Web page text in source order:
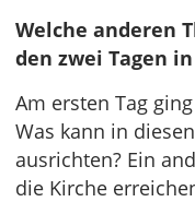
Welche anderen
den zwei Tagen
Am ersten Tag
Was kann in
ausrichten? Ein
die Kirche